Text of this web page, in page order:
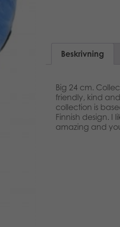
Beskrivning
Big 24 cm.
friendly, kind
collection is
Finnish design. I
amazing and